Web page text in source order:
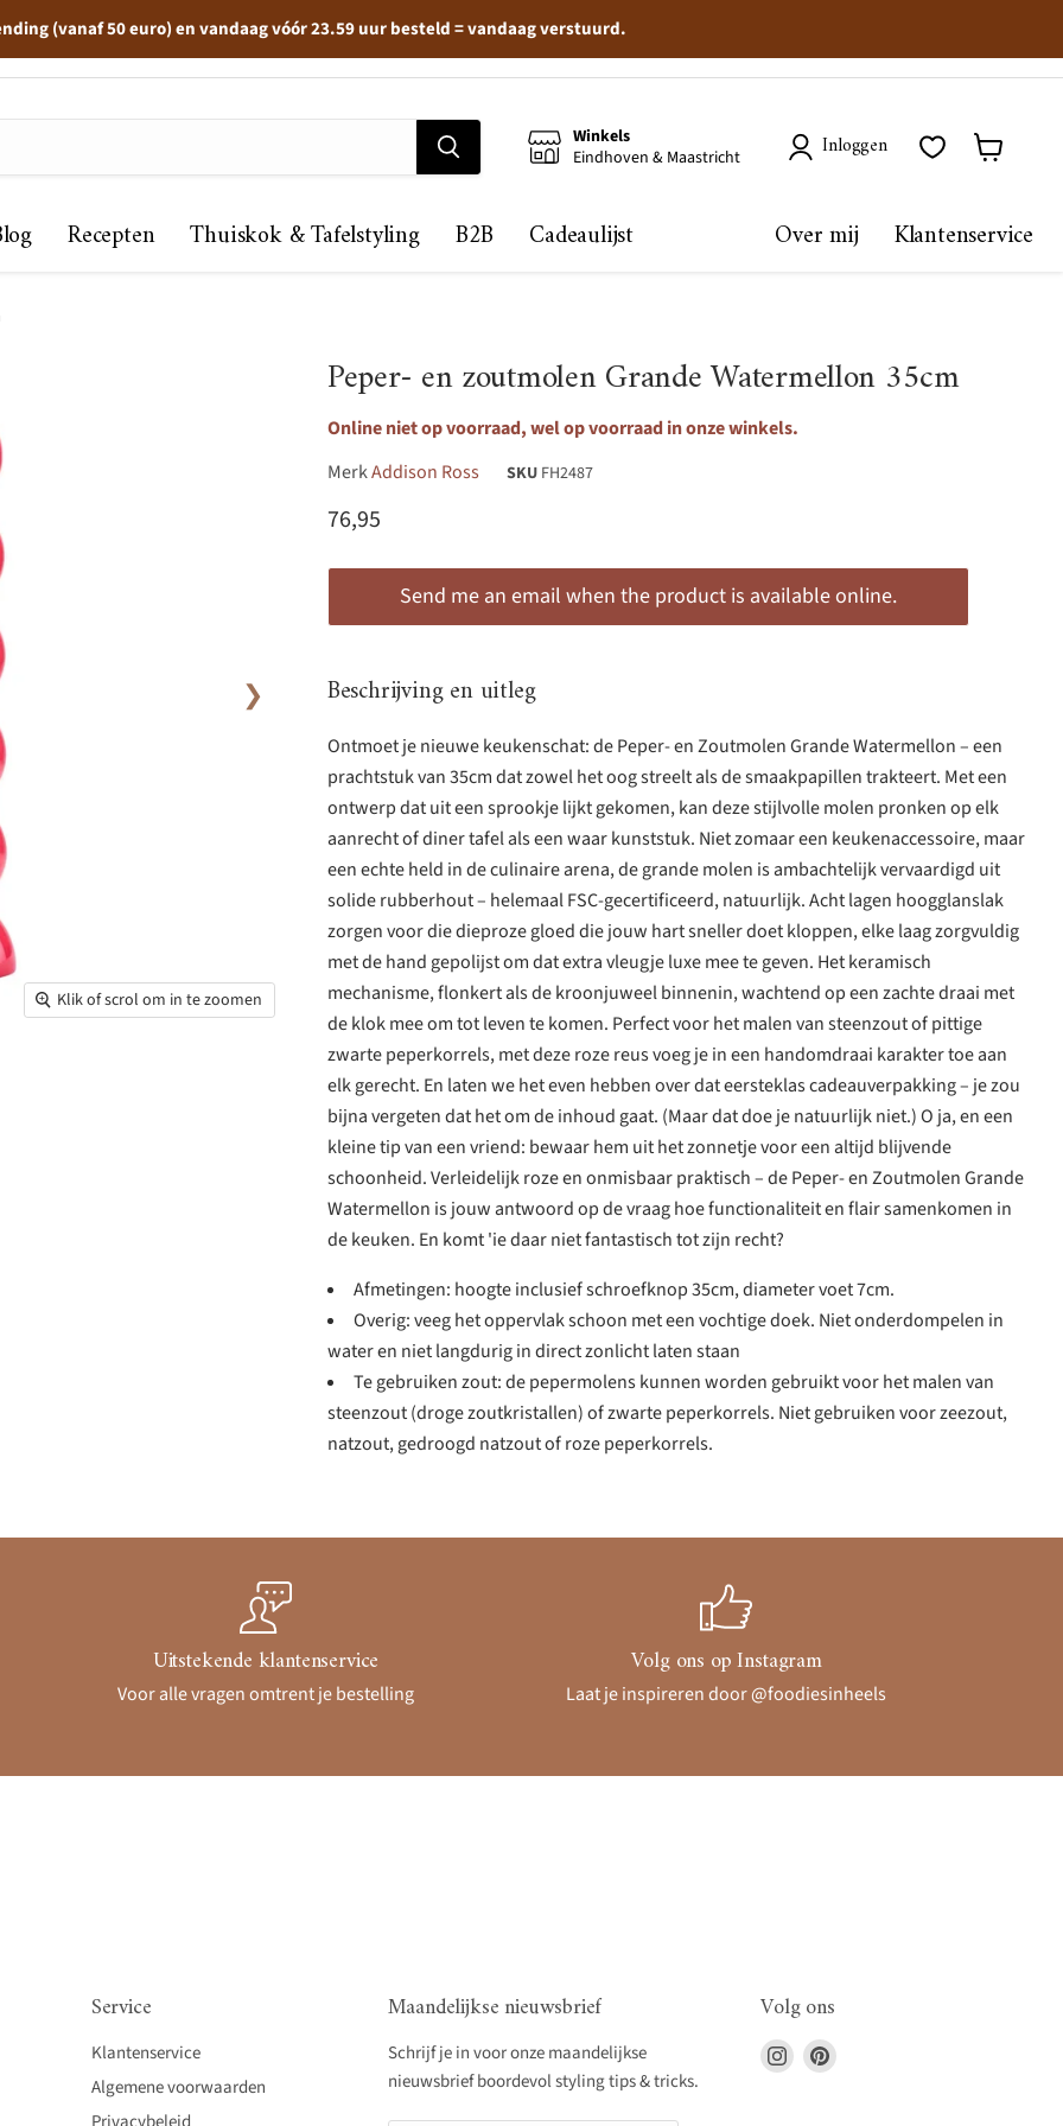
(vanaf 50 euro) en vandaag vóór 23.59 uur besteld = vandaag verstuurd.
Winkels
Eindhoven & Maastricht
Inloggen
Recepten Thuiskok & Tafelstyling B2B Cadeaulijst Over mij Klantenservice
Klik of scrol om in te zoomen
❯
Peper- en zoutmolen Grande Watermellon 35cm
Online niet op voorraad, wel op voorraad in onze winkels.
MerkAddison Ross SKU FH2487
Huidige prijs
76,95
Send me an email when the product is available online.
Beschrijving en uitleg
Ontmoet je nieuwe keukenschat: de Peper- en Zoutmolen Grande Watermellon – een
prachtstuk van 35cm dat zowel het oog streelt als de smaakpapillen trakteert. Met een
ontwerp dat uit een sprookje lijkt gekomen, kan deze stijlvolle molen pronken op elk
aanrecht of diner tafel als een waar kunststuk. Niet zomaar een keukenaccessoire, maar
een echte held in de culinaire arena, de grande molen is ambachtelijk vervaardigd uit
solide rubberhout – helemaal FSC-gecertificeerd, natuurlijk. Acht lagen hoogglanslak
zorgen voor die dieproze gloed die jouw hart sneller doet kloppen, elke laag zorgvuldig
met de hand gepolijst om dat extra vleugje luxe mee te geven. Het keramisch
mechanisme, flonkert als de kroonjuweel binnenin, wachtend op een zachte draai met
de klok mee om tot leven te komen. Perfect voor het malen van steenzout of pittige
zwarte peperkorrels, met deze roze reus voeg je in een handomdraai karakter toe aan
elk gerecht. En laten we het even hebben over dat eersteklas cadeauverpakking – je zou
bijna vergeten dat het om de inhoud gaat. (Maar dat doe je natuurlijk niet.) O ja, en een
kleine tip van een vriend: bewaar hem uit het zonnetje voor een altijd blijvende
schoonheid. Verleidelijk roze en onmisbaar praktisch – de Peper- en Zoutmolen Grande
Watermellon is jouw antwoord op de vraag hoe functionaliteit en flair samenkomen in
de keuken. En komt 'ie daar niet fantastisch tot zijn recht?
Afmetingen: hoogte inclusief schroefknop 35cm, diameter voet 7cm.
Overig: veeg het oppervlak schoon met een vochtige doek. Niet onderdompelen in
water en niet langdurig in direct zonlicht laten staan
Te gebruiken zout: de pepermolens kunnen worden gebruikt voor het malen van
steenzout (droge zoutkristallen) of zwarte peperkorrels. Niet gebruiken voor zeezout,
natzout, gedroogd natzout of roze peperkorrels.
Uitstekende klantenservice
Voor alle vragen omtrent je bestelling
Volg ons op Instagram
Laat je inspireren door @foodiesinheels
Service
Klantenservice
Algemene voorwaarden
Maandelijkse nieuwsbrief
Schrijf je in voor onze maandelijkse
nieuwsbrief boordevol styling tips & tricks.
Volg ons
Vind
ons
Vind